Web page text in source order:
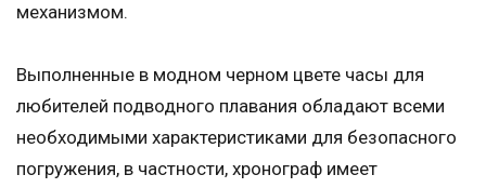
механизмом.
Выполненные в модном черном цвете часы для
любителей подводного плавания обладают всеми
необходимыми характеристиками для безопасного
погружения, в частности, хронограф имеет